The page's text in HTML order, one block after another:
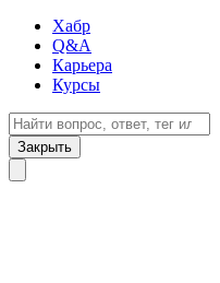
Хабр
Q&A
Карьера
Курсы
Закрыть